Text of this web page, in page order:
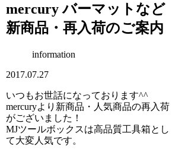
mercury バーマットなど
新商品・再入荷のご案内
information
2017.07.27
いつもお世話になっております^^
mercuryより新商品・人気商品の再入荷
がございました！
MJツールボックスは高品質工具箱とし
て大変人気です。